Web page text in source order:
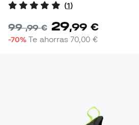
(1)
99,99 € 29,99 €
-70% Te ahorras70,00 €